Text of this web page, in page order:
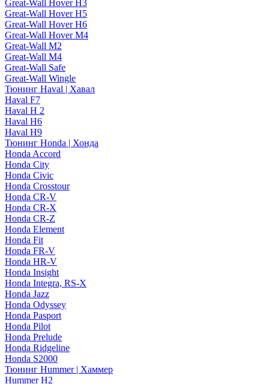
Great-Wall Hover H3
Great-Wall Hover H5
Great-Wall Hover H6
Great-Wall Hover M4
Great-Wall M2
Great-Wall M4
Great-Wall Safe
Great-Wall Wingle
Тюнинг Haval | Хавал
Haval F7
Haval H 2
Haval H6
Haval H9
Тюнинг Honda | Хонда
Honda Accord
Honda City
Honda Civic
Honda Crosstour
Honda CR-V
Honda CR-X
Honda CR-Z
Honda Element
Honda Fit
Honda FR-V
Honda HR-V
Honda Insight
Honda Integra, RS-X
Honda Jazz
Honda Odyssey
Honda Pasport
Honda Pilot
Honda Prelude
Honda Ridgeline
Honda S2000
Тюнинг Hummer | Хаммер
Hummer H2